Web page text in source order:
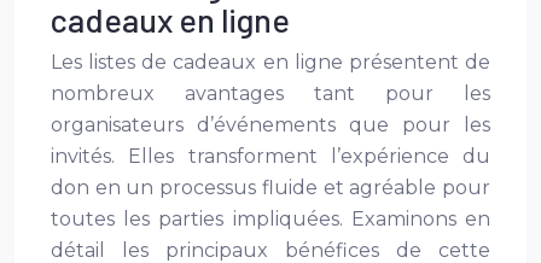
cadeaux en ligne
Les listes de cadeaux en ligne présentent de
nombreux avantages tant pour les
organisateurs d’événements que pour les
invités. Elles transforment l’expérience du
don en un processus fluide et agréable pour
toutes les parties impliquées. Examinons en
détail les principaux bénéfices de cette